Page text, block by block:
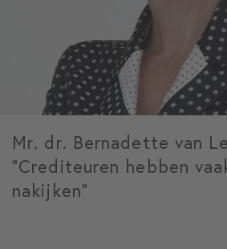
Mr. dr. Bernadette van
“Crediteuren hebben
nakijken”